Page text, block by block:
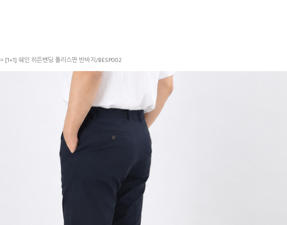
> [1+1] 쉐인 히든밴딩 폴리스판 반바지/BESP002